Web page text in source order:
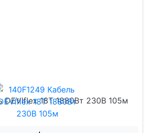
DEVIflex 18T 1880Вт 230В 105м